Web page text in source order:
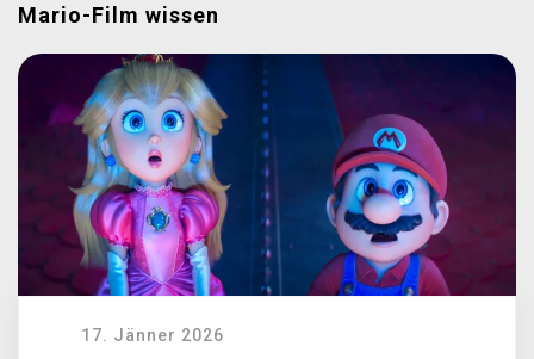
Mario-Film wissen
17. Jänner 2026